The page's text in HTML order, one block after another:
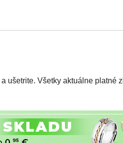
ušetrite. Všetky aktuálne platné